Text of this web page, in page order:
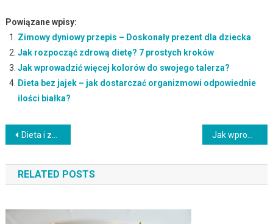
Powiązane wpisy:
Zimowy dyniowy przepis – Doskonały prezent dla dziecka
Jak rozpocząć zdrową dietę? 7 prostych kroków
Jak wprowadzić więcej kolorów do swojego talerza?
Dieta bez jajek – jak dostarczać organizmowi odpowiednie
ilości białka?
Nawigacja
wpisu
Dieta i zdrowie skóry – jak dbać o piękny i promienny wygląd?
RELATED POSTS